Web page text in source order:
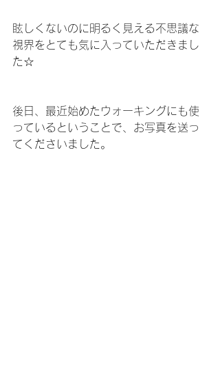
眩しくないのに明るく見える不思議な
視界をとても気に入っていただきまし
た☆
後日、最近始めたウォーキングにも使
っているということで、お写真を送っ
てくださいました。